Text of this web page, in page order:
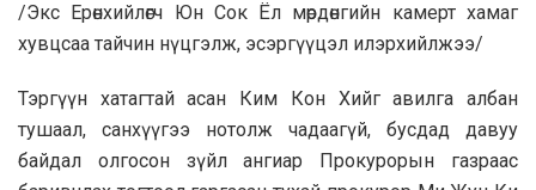
/Экс Ерөнхийлөгч Юн Сок Ёл мөрдөнгийн камерт хамаг
хувцсаа тайчин нүцгэлж, эсэргүүцэл илэрхийлжээ/
Тэргүүн хатагтай асан Ким Кон Хийг авилга албан
тушаал, санхүүгээ нотолж чадаагүй, бусдад давуу
байдал олгосон зүйл ангиар Прокурорын газраас